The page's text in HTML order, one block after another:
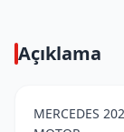
Açıklama
MERCEDES